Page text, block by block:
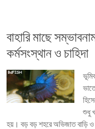
বাহারি মাছে
কর্মসংস্থান ও চাহিদা
শুধু
হয়। বড় বড় শহরে অভিজাত বাড়ি ও